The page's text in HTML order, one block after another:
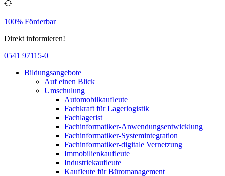
100% Förderbar
Direkt informieren!
0541 97115-0
Bildungsangebote
Auf einen Blick
Umschulung
Automobilkaufleute
Fachkraft für Lagerlogistik
Fachlagerist
Fachinformatiker-Anwendungsentwicklung
Fachinformatiker-Systemintegration
Fachinformatiker-digitale Vernetzung
Immobilienkaufleute
Industriekaufleute
Kaufleute für Büromanagement